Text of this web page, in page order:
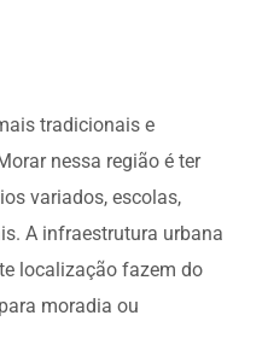
tradicionais e
nessa região é ter
variados, escolas,
A infraestrutura urbana
localização fazem do
moradia ou